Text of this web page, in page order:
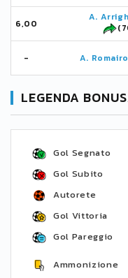
6,00
A.
- A.
LEGENDA
Gol Segnato
Gol Subito
Autorete
Gol Vittoria
Gol Pareggio
Ammonizione